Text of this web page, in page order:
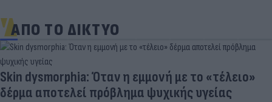
ΑΠΟ ΤΟ ΔΙΚΤΥΟ
Skin dysmorphia: Όταν η εμμονή με το «τέλειο»
δέρμα αποτελεί πρόβλημα ψυχικής υγείας